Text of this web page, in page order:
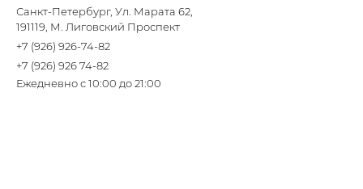
Санкт-Петербург, Ул. Марата 62,
191119, М. Лиговский Проспект
+7 (926) 926-74-82
+7 (926) 926 74-82
Ежедневно с 10:00 до 21:00